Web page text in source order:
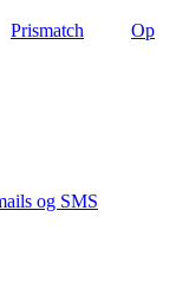
Prismatch
Op
og SMS